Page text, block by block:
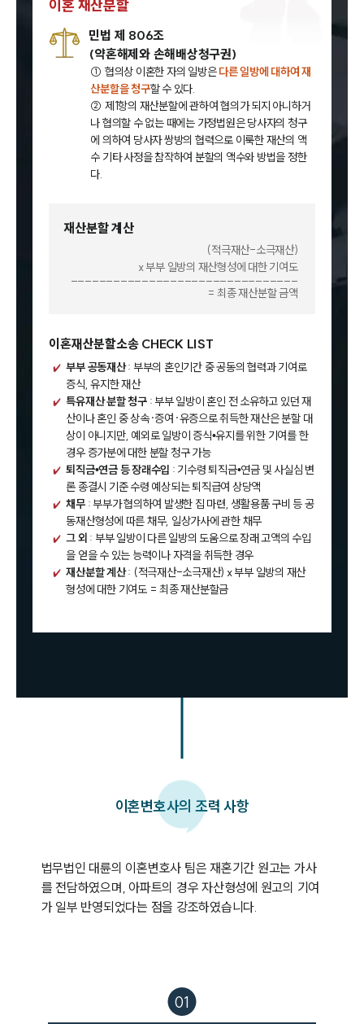
이혼 재산분할
민법 제 806조
(약혼해제와 손해배상청구권)
① 협의상 이혼한 자의 일방은다른 일방에 대하여 재
산분할을 청구할 수 있다.
② 제1항의 재산분할에 관하여 협의가 되지 아니하거
나 협의할 수 없는 때에는 가정법원은 당사자의 청구
에 의하여 당사자 쌍방의 협력으로 이룩한 재산의 액
수 기타 사정을 참작하여 분할의 액수와 방법을 정한
다.
재산분할 계산
(적극재산-소극재산)
x 부부 일방의 재산형성에 대한 기여도
________________________________
= 최종 재산분할 금액
이혼재산분할소송 CHECK LIST
부부 공동재산: 부부의 혼인기간 중 공동의 협력과 기여로
증식, 유지한 재산
특유재산 분할 청구: 부부 일방이 혼인 전 소유하고 있던 재
산이나 혼인 중 상속·증여·유증으로 취득한 재산은 분할 대
상이 아니지만, 예외로 일방이 증식•유지를 위한 기여를 한
경우 증가분에 대한 분할 청구 가능
퇴직금•연금 등 장래수입 : 기수령 퇴직금•연금 및 사실심 변
론 종결시 기준 수령 예상되는 퇴직급여 상당액
채무: 부부가 협의하여 발생한 집 마련, 생활용품 구비 등 공
동재산형성에 따른 채무, 일상가사에 관한 채무
그 외 : 부부 일방이 다른 일방의 도움으로 장래 고액의 수입
을 얻을 수 있는 능력이나 자격을 취득한 경우
재산분할 계산: (적극재산-소극재산) x 부부 일방의 재산
형성에 대한 기여도 = 최종 재산분할금
이혼변호사의 조력 사항
법무법인 대륜의 이혼변호사 팀은 재혼기간 원고는 가사
를 전담하였으며, 아파트의 경우 자산형성에 원고의 기여
가 일부 반영되었다는 점을 강조하였습니다.